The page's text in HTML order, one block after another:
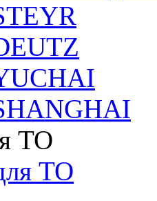
ТО
ТО